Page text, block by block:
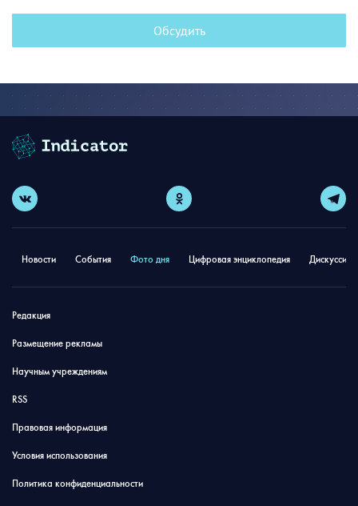
Обсудить
Новости События Фото дня Цифровая энциклопедия
Редакция
Размещение рекламы
Научным учреждениям
RSS
Правовая информация
Условия использования
Политика конфиденциальности